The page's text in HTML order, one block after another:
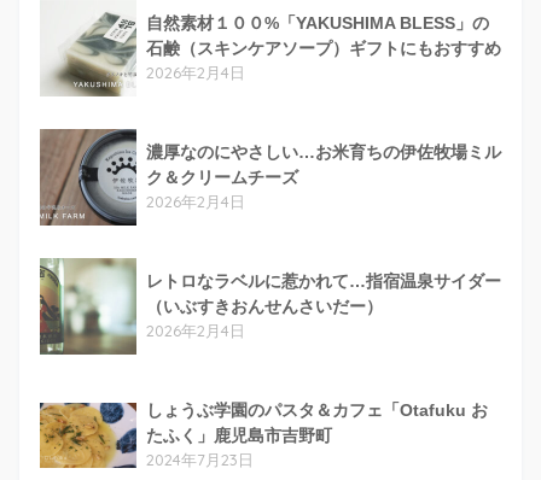
自然素材１００%「YAKUSHIMA BLESS」の
石鹸（スキンケアソープ）ギフトにもおすすめ
2026年2月4日
濃厚なのにやさしい…お米育ちの伊佐牧場ミル
ク＆クリームチーズ
2026年2月4日
レトロなラベルに惹かれて…指宿温泉サイダー
（いぶすきおんせんさいだー）
2026年2月4日
しょうぶ学園のパスタ＆カフェ「Otafuku お
たふく」鹿児島市吉野町
2024年7月23日